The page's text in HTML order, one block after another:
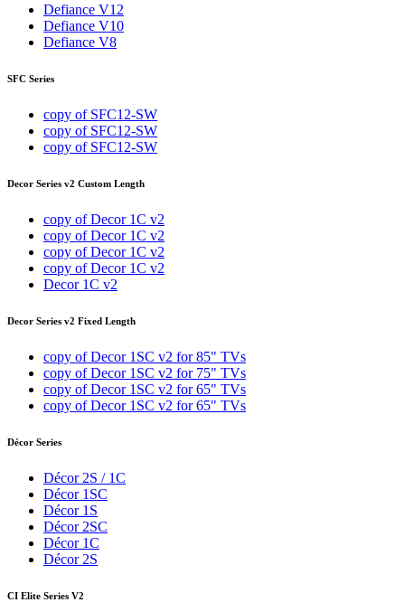
Defiance V12
Defiance V10
Defiance V8
SFC Series
copy of SFC12-SW
copy of SFC12-SW
copy of SFC12-SW
Decor Series v2 Custom Length
copy of Decor 1C v2
copy of Decor 1C v2
copy of Decor 1C v2
copy of Decor 1C v2
Decor 1C v2
Decor Series v2 Fixed Length
copy of Decor 1SC v2 for 85" TVs
copy of Decor 1SC v2 for 75" TVs
copy of Decor 1SC v2 for 65" TVs
copy of Decor 1SC v2 for 65" TVs
Décor Series
Décor 2S / 1C
Décor 1SC
Décor 1S
Décor 2SC
Décor 1C
Décor 2S
CI Elite Series V2